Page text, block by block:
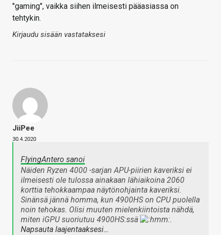
"gaming", vaikka siihen ilmeisesti pääasiassa on
tehtykin.
Kirjaudu sisään vastataksesi
JiiPee
30.4.2020
FlyingAntero sanoi
Näiden Ryzen 4000 -sarjan APU-piirien kaveriksi ei
ilmeisesti ole tulossa ainakaan lähiaikoina 2060
korttia tehokkaampaa näytönohjainta kaveriksi.
Sinänsä jännä homma, kun 4900HS on CPU puolella
noin tehokas. Olisi muuten mielenkiintoista nähdä,
miten iGPU suoriutuu 4900HS:ssä
.
Napsauta laajentaaksesi…